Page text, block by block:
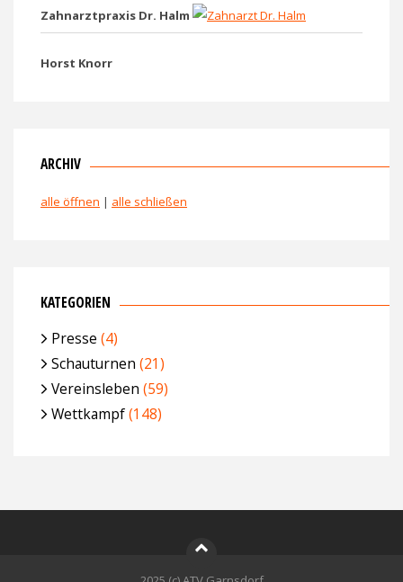
Zahnarztpraxis Dr. Halm
Horst Knorr
ARCHIV
alle öffnen | alle schließen
KATEGORIEN
Presse (4)
Schauturnen (21)
Vereinsleben (59)
Wettkampf(148)